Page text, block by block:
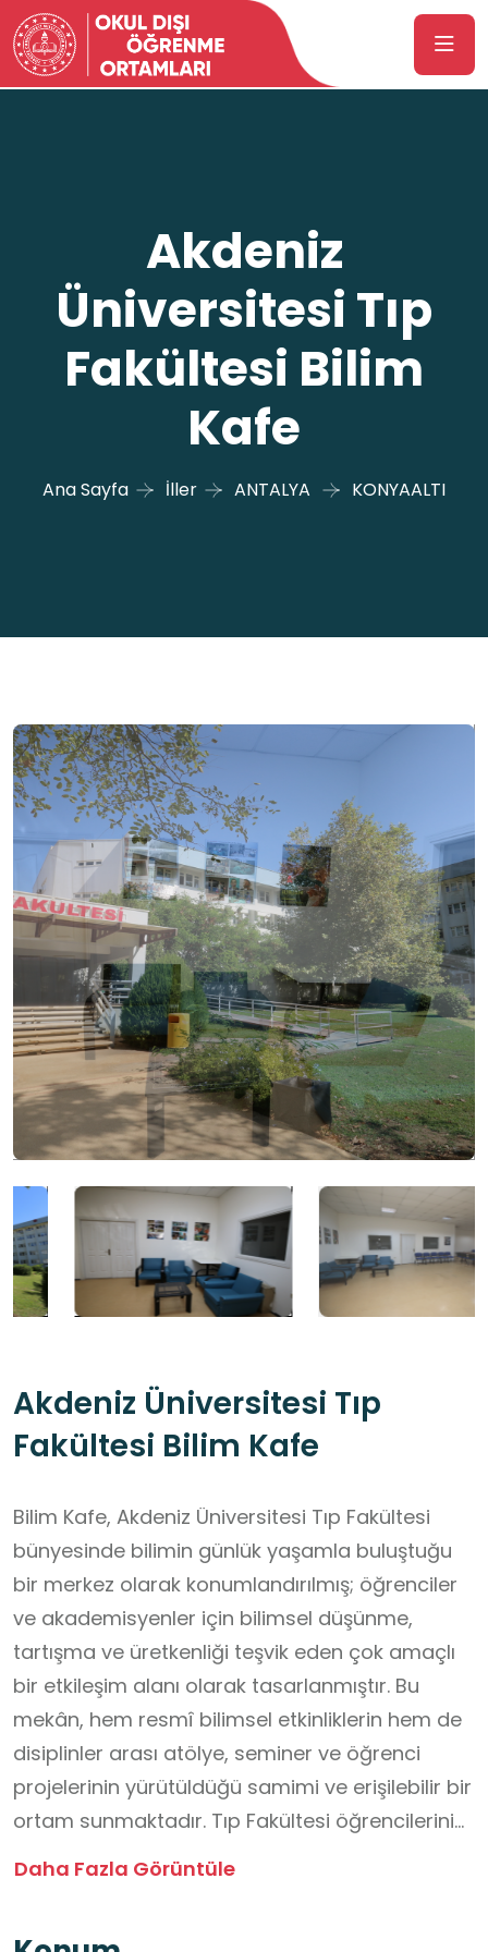
Akdeniz
Üniversitesi Tıp
Fakültesi Bilim
Kafe
Ana Sayfa İller ANTALYA KONYAALTI
Akdeniz Üniversitesi Tıp
Fakültesi Bilim Kafe
Bilim Kafe, Akdeniz Üniversitesi Tıp Fakültesi
bünyesinde bilimin günlük yaşamla buluştuğu
bir merkez olarak konumlandırılmış; öğrenciler
ve akademisyenler için bilimsel düşünme,
tartışma ve üretkenliği teşvik eden çok amaçlı
bir etkileşim alanı olarak tasarlanmıştır. Bu
mekân, hem resmî bilimsel etkinliklerin hem de
disiplinler arası atölye, seminer ve öğrenci
projelerinin yürütüldüğü samimi ve erişilebilir bir
ortam sunmaktadır. Tıp Fakültesi öğrencilerinin
araştırma kültürüyle erken dönemde
Daha Fazla Görüntüle